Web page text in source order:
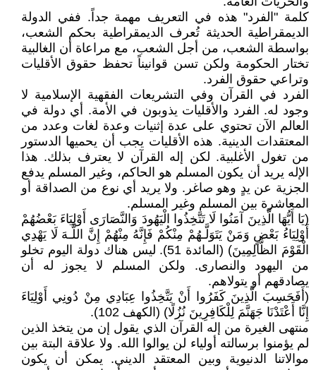
كلمة "الفرد" هذه في التعريف مهمة جداً. ففي الدولة
الديمقراطية الحديثة تُعرف الديمقراطية بحكم الشعب،
بواسطة الشعب، من أجل الشعب، مع مراعاة أن الغالبية
تختار الحكومة ولكن تسن قوانيناً تحفظ حقوق الأقليات
وتراعي حقوق الفرد.
الفرد في القرآن وفي التشريعات الفقهية الإسلامية لا
وجود له. الفرد والأقليات يذوبون في الأمة. أي دولة في
العالم الآن تحتوي على عدة إثنيات وعدة لغات وعدد من
المعتقدات الدينية. هذه الأقليات يجب أن يحميها الدستور
من تغول الأغلبية. لكن إله القرآن لا يعترف بذلك. هذا
الإله يريد أن يكون المسلم هو الحاكم، وغير المسلم يدفع
الجزية عن يدٍ وهو صاغر. ولا يريد أي نوع من الصداقة أو
المعاشرة بين المسلم وغير المسلم.
(يَا أَيُّهَا الَّذِينَ آمَنُوا لَا تَتَّخِذُوا الْيَهُودَ وَالنَّصَارَى أَوْلِيَاءَ بَعْضُهُمْ
أَوْلِيَاءُ بَعْضٍ وَمَنْ يَتَوَلَّـهُمْ مِنْكُمْ فَإِنَّهُ مِنْهُمْ إِنَّ اللَّـهَ لَا يَهْدِي
الْقَوْمَ الظَّالِمِينَ) (المائدة 51). ليس هناك دولة اليوم تخلو
من اليهود والنصارى. ولكن المسلم لا يجوز له أن
يصادقهم أو يتولاهم.
(أَفَحَسِبَ الَّذِينَ كَفَرُوا أَنْ يَتَّخِذُوا عِبَادِي مِنْ دُونِي أَوْلِيَاءَ
إِنَّا أَعْتَدْنَا جَهَنَّمَ لِلْكَافِرِينَ نُزُلًا) (الكهف 102).
منتهى الغيرة من إله القرآن الذي يقول إن من يتخذ الذين
لم يؤمنوا برسالته أولياء لن يوالوا الله. ولا علاقة البتة بين
موالاتنا الدنيوية وبين المعتقد الديني. يمكن أن يكون